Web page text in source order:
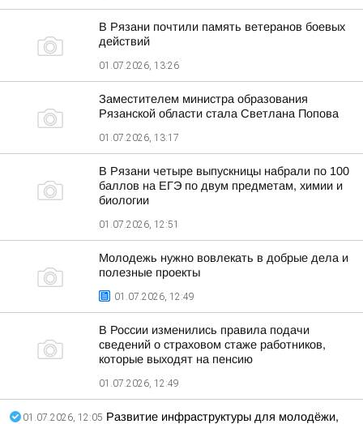
В Рязани почтили память ветеранов боевых
действий
01.07.2026, 13:26
Заместителем министра образования
Рязанской области стала Светлана Попова
01.07.2026, 13:17
В Рязани четыре выпускницы набрали по 100
баллов на ЕГЭ по двум предметам, химии и
биологии
01.07.2026, 12:51
Молодежь нужно вовлекать в добрые дела и
полезные проекты
01.07.2026, 12:49
В России изменились правила подачи
сведений о страховом стаже работников,
которые выходят на пенсию
01.07.2026, 12:49
01.07.2026, 12:05 Развитие инфраструктуры для молодёжи,